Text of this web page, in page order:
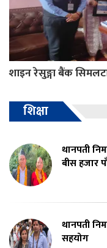
शाइन रेसुङ्गा बैंक
शिक्षा
थानपती
बीस हजार
थानपती
सहयोग